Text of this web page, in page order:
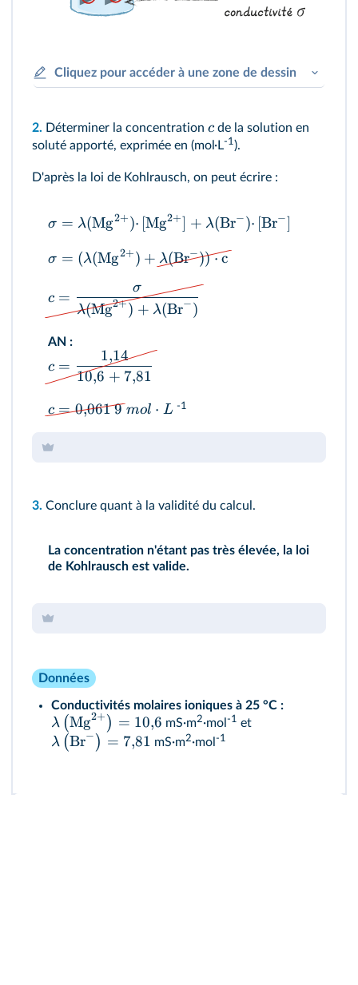
Cliquez pour accéder à une zone de dessin
2. Déterminer la concentration c de la solution en
soluté apporté, exprimée en (mol·L-1).
D'après la loi de Kohlrausch, on peut écrire :
σ = λ(Mg2+)⋅ [Mg2+] + λ(Br−)⋅ [Br−]
σ = (λ(Mg2+) + λ(Br−))⋅c
c =
λ(Mg2+) + λ(Br−)
σ
AN :
c =
10,6 + 7,81
1,14
c = 0,0619 mol ⋅ L -1
3. Conclure quant à la validité du calcul.
La concentration n'étant pas très élevée, la loi
de Kohlrausch est valide.
Données
Conductivités molaires ioniques à 25 °C :
λ (Mg2+ ) = 10,6 mS·m2·mol-1 et
λ (Br− ) = 7,81 mS·m2·mol-1